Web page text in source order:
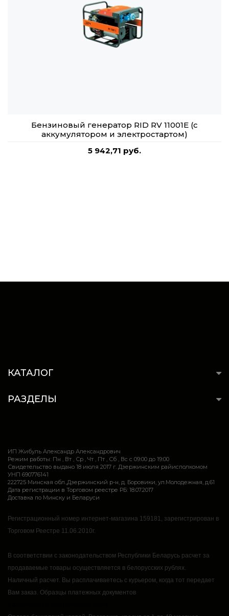
Бензиновый генератор RID RV 11001E (с
аккумулятором и электростартом)
5 942,71 руб.
КАТАЛОГ
РАЗДЕЛЫ
ИП Жибуль Александр Александрович
Режим работы: Пн , Вт , Ср , Чт , Пт , Сб , Вс c 09:00 до 19:00
Свидетельство выдано 18 июля 2017 г. Дзержинским райисполкомом
УНП 690776141
222725 Минская обл.,Дзержинский р-н, д. Боровики, ул.Молодежная, д.61
Дата регистрации в Торговом реестре РБ: 18.07.2017
Доставка по Минску и Беларуси
Регистрационный номер интернет-магазина 159181, зарегистрирован в
Торговом Реестре 11.06.2010г.
В соответствии с законодательством Республики Беларусь расчет за
продаваемые товары осуществляется в белорусских рублях.
Наличный расчет. Вы расплачиваетесь с курьером, когда тот передает
Вам заказ. Образцы платежных документов